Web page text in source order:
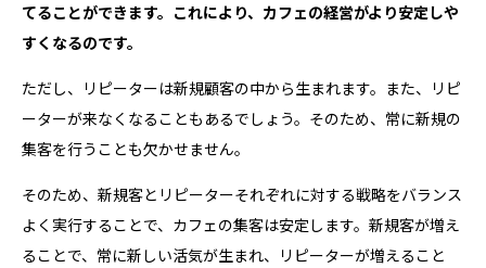
てることができます。これにより、カフェの経営がより安定しや
すくなるのです。
ただし、リピーターは新規顧客の中から生まれます。また、リピ
ーターが来なくなることもあるでしょう。そのため、常に新規の
集客を行うことも欠かせません。
そのため、新規客とリピーターそれぞれに対する戦略をバランス
よく実行することで、カフェの集客は安定します。新規客が増え
ることで、常に新しい活気が生まれ、リピーターが増えること